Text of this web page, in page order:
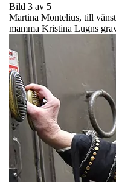
Bild 3 av 5
Martina Montelius, till
mamma Kristina Lugns